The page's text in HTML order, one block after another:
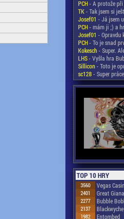
PCH- A protože
TK- Tak jsem si
Josef01 - Já jsem
PCH- mám ji ;) a
Josef01 - Opravdu
PCH- To je snad
Kokesch- Super.
LHS- Vyšla hra
Sillicon- Toto je
sc128- Super
TOP 10 HRY
3560 Vegas
2401 Great
2277 Bubble
2137 Blackwyche
1982 Entombed